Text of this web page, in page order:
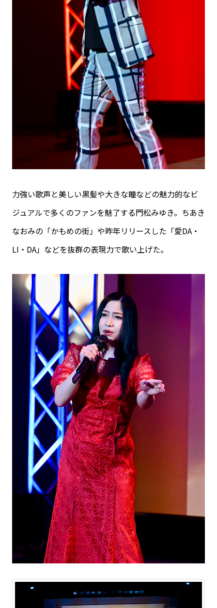
力強い歌声と美しい黒髪や大きな瞳などの魅力的なビ
ジュアルで多くのファンを魅了する門松みゆき。ちあき
なおみの「かもめの街」や昨年リリースした「愛DA・
LI・DA」などを抜群の表現力で歌い上げた。